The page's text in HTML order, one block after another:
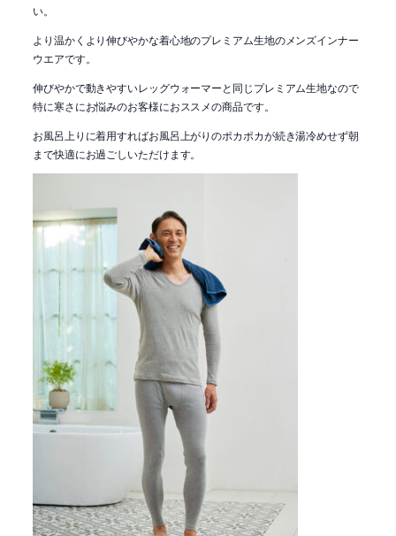
い。
より温かくより伸びやかな着心地のプレミアム生地のメンズインナー
ウエアです。
伸びやかで動きやすいレッグウォーマーと同じプレミアム生地なので
特に寒さにお悩みのお客様におススメの商品です。
お風呂上りに着用すればお風呂上がりのポカポカが続き湯冷めせず朝
まで快適にお過ごしいただけます。